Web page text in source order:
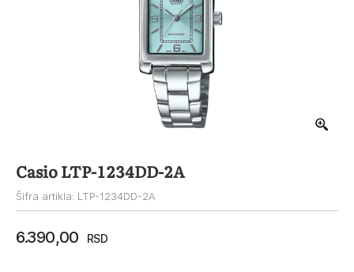
Casio LTP-1234DD-2A
Šifra artikla: LTP-1234DD-2A
6.390,00 RSD